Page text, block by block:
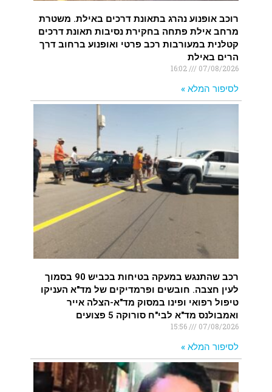
רוכב אופנוע נהרג בתאונת דרכים באילת. משטרת
מרחב אילת פתחה בחקירת נסיבות תאונת דרכים
קטלנית במעורבות רכב פרטי ואופנוע ברחוב דרך
הרים באילת
07/08/2026
לסיפור המלא »
רכב שהתנגש במעקה בטיחות בכביש 90 בסמוך
לעין חצבה. חובשים ופרמדיקים של מד"א העניקו
טיפול רפואי ופינו במסוק מד"א-הצלה אייר
ואמבולנס מד"א לבי"ח סורוקה 5 פצועים
07/08/2026
לסיפור המלא »